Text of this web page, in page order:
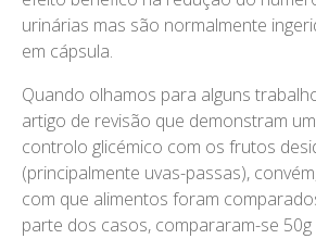
urinárias mas são normalmente
em cápsula.
Quando olhamos para alguns
artigo de revisão que demonstram
controlo glicémico com os frutos
(principalmente uvas-passas),
com que alimentos foram
parte dos casos, compararam-se